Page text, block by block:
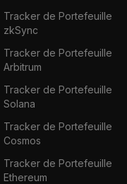
Tracker de Portefeuille
zkSync
Tracker de Portefeuille
Arbitrum
Tracker de Portefeuille
Solana
Tracker de Portefeuille
Cosmos
Tracker de Portefeuille
Ethereum